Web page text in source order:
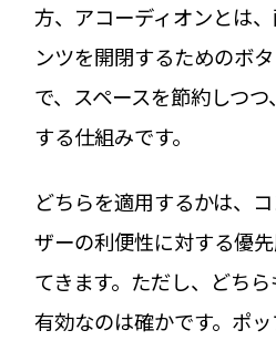
方、アコーディオンとは
ンツを開閉するためのボ
で、スペースを節約しつ
する仕組みです。
どちらを適用するかは、
ザーの利便性に対する優
てきます。ただし、どち
有効なのは確かです。ポ